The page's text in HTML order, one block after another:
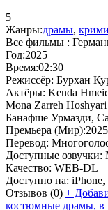
5
Жанры:драмы,
Все фильмы :
Год:2025
Время:02:30
Режиссёр: Бурхан
Актёры: Kenda
Mona Zarreh
Банафше Урмазди,
Премьера (Мир):
Перевод:
Доступные озвучки:
Качество: WEB-DL
Доступно на:
Отзывов (0) +
костюмные драмы, в